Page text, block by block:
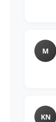
M
KN